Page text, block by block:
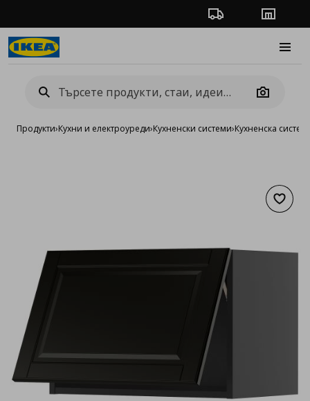
Проследяване на
Camera
Продукти›Кухни и електроуреди›Кухненски системи›Кухненска